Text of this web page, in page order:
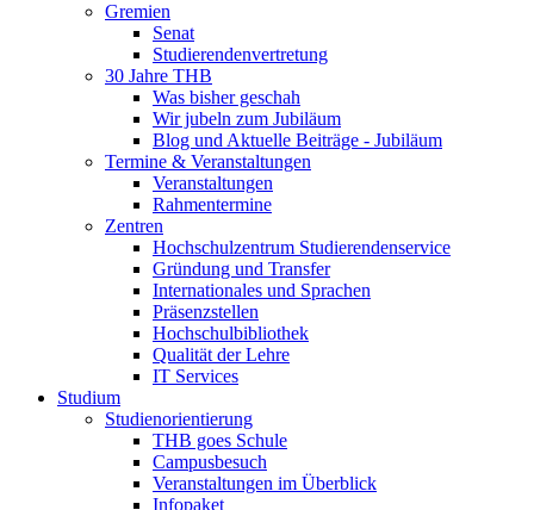
Gremien
Senat
Studierendenvertretung
30 Jahre THB
Was bisher geschah
Wir jubeln zum Jubiläum
Blog und Aktuelle Beiträge - Jubiläum
Termine & Veranstaltungen
Veranstaltungen
Rahmentermine
Zentren
Hochschulzentrum Studierendenservice
Gründung und Transfer
Internationales und Sprachen
Präsenzstellen
Hochschulbibliothek
Qualität der Lehre
IT Services
Studium
Studienorientierung
THB goes Schule
Campusbesuch
Veranstaltungen im Überblick
Infopaket